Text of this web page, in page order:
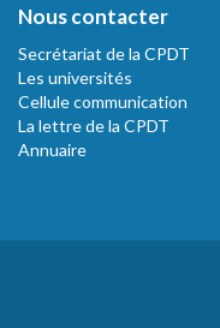
Nous contacter
Secrétariat de la CPDT
Les universités
Cellule communication
La lettre de la CPDT
Annuaire